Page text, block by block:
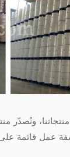
منتجاتنا،
قائمة على